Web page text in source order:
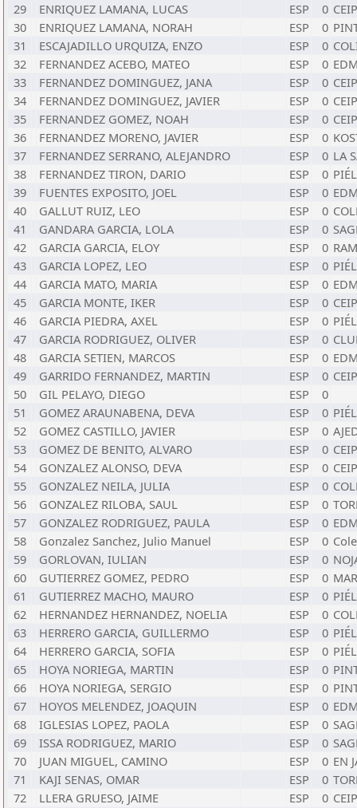
29
ENRIQUEZ LAMANA, LUCAS ESP 0
30
ENRIQUEZ LAMANA, NORAH ESP 0
31
ESCAJADILLO URQUIZA, ENZO ESP 0
32
FERNANDEZ ACEBO, MATEO ESP 0
33
FERNANDEZ DOMINGUEZ, JANA ESP 0
34
FERNANDEZ DOMINGUEZ, JAVIER ESP 0
35
FERNANDEZ GOMEZ, NOAH ESP 0
36
FERNANDEZ MORENO, JAVIER ESP 0
37
FERNANDEZ SERRANO, ALEJANDRO ESP 0 LA
38
FERNANDEZ TIRON, DARIO ESP 0
39
FUENTES EXPOSITO, JOEL ESP 0
40
GALLUT RUIZ, LEO ESP 0
41
GANDARA GARCIA, LOLA ESP 0
42
GARCIA GARCIA, ELOY ESP 0
43
GARCIA LOPEZ, LEO ESP 0
44
GARCIA MATO, MARIA ESP 0
45
GARCIA MONTE, IKER ESP 0
46
GARCIA PIEDRA, AXEL ESP 0
47
GARCIA RODRIGUEZ, OLIVER ESP 0
48
GARCIA SETIEN, MARCOS ESP 0
49
GARRIDO FERNANDEZ, MARTIN ESP 0
50
GIL PELAYO, DIEGO ESP
0
51
GOMEZ ARAUNABENA, DEVA ESP 0
52
GOMEZ CASTILLO, JAVIER ESP 0
53
GOMEZ DE BENITO, ALVARO ESP 0
54
GONZALEZ ALONSO, DEVA ESP 0
55
GONZALEZ NEILA, JULIA ESP 0
56
GONZALEZ RILOBA, SAUL ESP 0
57
GONZALEZ RODRIGUEZ, PAULA ESP 0
58
Gonzalez Sanchez, Julio Manuel ESP 0
59
GORLOVAN, IULIAN ESP 0
60
GUTIERREZ GOMEZ, PEDRO ESP 0
61
GUTIERREZ MACHO, MAURO ESP 0
62
HERNANDEZ HERNANDEZ, NOELIA ESP 0
63
HERRERO GARCIA, GUILLERMO ESP 0
64
HERRERO GARCIA, SOFIA ESP 0
65
HOYA NORIEGA, MARTIN ESP 0
66
HOYA NORIEGA, SERGIO ESP 0
67
HOYOS MELENDEZ, JOAQUIN ESP 0
68
IGLESIAS LOPEZ, PAOLA ESP 0
69
ISSA RODRIGUEZ, MARIO ESP 0
70
JUAN MIGUEL, CAMINO ESP 0 EN
71
KAJI SENAS, OMAR ESP 0
72
LLERA GRUESO, JAIME ESP 0